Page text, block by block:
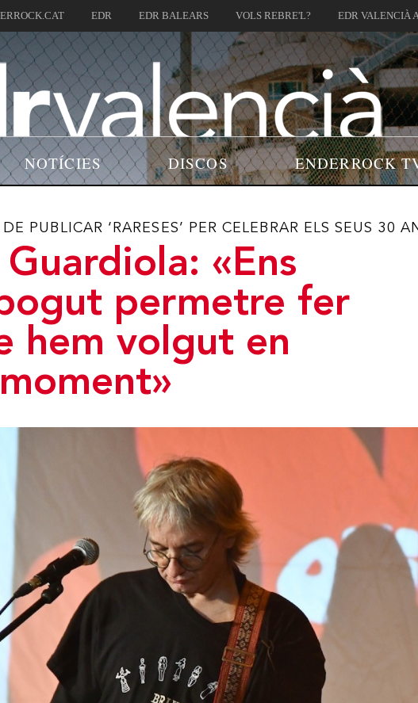
EDR EDR BALEARS VOLS REBRE'L? EDR VALENCIÀ
NOTÍCIES DISCOS ENDERROCK
PUBLICAR ‘RARESES’ PER CELEBRAR ELS SEUS 30
«Ens
permetre fer
hem volgut en